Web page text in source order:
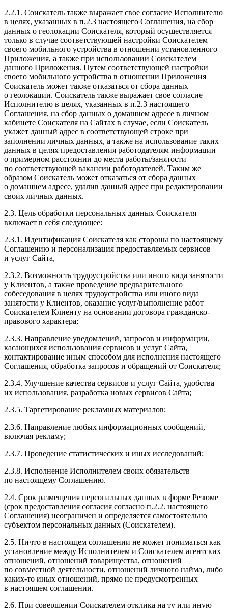
2.2.1. Соискатель также выражает свое согласие Исполнителю
в целях, указанных в п.2.3 настоящего Соглашения, на сбор
данных о геолокации Соискателя, который осуществляется
только в случае соответствующей настройки Соискателем
своего мобильного устройства в отношении установленного
Приложения, а также при использовании Соискателем
данного Приложения. Путем соответствующей настройки
своего мобильного устройства в отношении Приложения
Соискатель может также отказаться от сбора данных
о геолокации. Соискатель также выражает свое согласие
Исполнителю в целях, указанных в п.2.3 настоящего
Соглашения, на сбор данных о домашнем адресе в личном
кабинете Соискателя на Сайтах в случае, если Соискатель
укажет данный адрес в соответствующей строке при
заполнении личных данных, а также на использование таких
данных в целях предоставления работодателям информации
о примерном расстоянии до места работы/занятости
по соответствующей вакансии работодателей. Таким же
образом Соискатель может отказаться от сбора данных
о домашнем адресе, удалив данный адрес при редактировании
своих личных данных.
2.3. Цель обработки персональных данных Соискателя
включает в себя следующее:
2.3.1. Идентификация Соискателя как стороны по настоящему
Соглашению и персонализация предоставляемых сервисов
и услуг Сайта,
2.3.2. Возможность трудоустройства или иного вида занятости
у Клиентов, а также проведение предварительного
собеседования в целях трудоустройства или иного вида
занятости у Клиентов, оказание услуг/выполнение работ
Соискателем Клиенту на основании договора гражданско-
правового характера;
2.3.3. Направление уведомлений, запросов и информации,
касающихся использования сервисов и услуг Сайта,
контактирование иным способом для исполнения настоящего
Соглашения, обработка запросов и обращений от Соискателя;
2.3.4. Улучшение качества сервисов и услуг Сайта, удобства
их использования, разработка новых сервисов Сайта;
2.3.5. Таргетирование рекламных материалов;
2.3.6. Направление любых информационных сообщений,
включая рекламу;
2.3.7. Проведение статистических и иных исследований;
2.3.8. Исполнение Исполнителем своих обязательств
по настоящему Соглашению.
2.4. Срок размещения персональных данных в форме Резюме
(срок предоставления согласия согласно п.2.2. настоящего
Соглашения) неограничен и определяется самостоятельно
субъектом персональных данных (Соискателем).
2.5. Ничто в настоящем соглашении не может пониматься как
установление между Исполнителем и Соискателем агентских
отношений, отношений товарищества, отношений
по совместной деятельности, отношений личного найма, либо
каких-то иных отношений, прямо не предусмотренных
в настоящем соглашении.
2.6. При совершении Соискателем отклика на ту или иную